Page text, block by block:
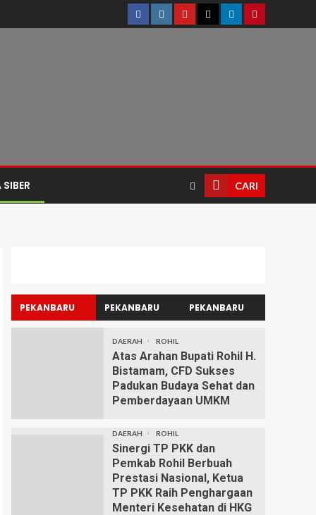
CARI
PEKANBARU PEKANBARU PEKANBARU
DAERAH ROHIL
Atas Arahan Bupati Rohil H.
Bistamam, CFD Sukses
Padukan Budaya Sehat dan
Pemberdayaan UMKM
DAERAH ROHIL
Sinergi TP PKK dan
Pemkab Rohil Berbuah
Prestasi Nasional, Ketua
TP PKK Raih Penghargaan
Menteri Kesehatan di HKG